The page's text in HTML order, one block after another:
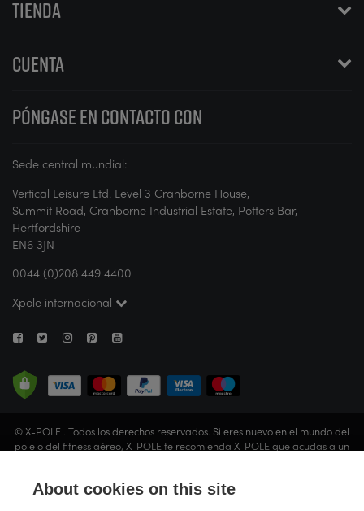
TIENDA
CUENTA
PÓNGASE EN CONTACTO CON
Sede central mundial:
Vertical Leisure Ltd. Level 3 Cranborne House,
Summit Road, Cranborne Industrial Estate, Potters Bar,
Hertfordshire
EN6 3JN
0044 (0)208 449 4400
Xpole internacional
© X-POLE . Todos los derechos reservados. Si eres nuevo en el mundo del
pole o del fitness aéreo, X-POLE te recomienda X-POLE que acudas a un
nombre comercial de X-POLE) está registrada en Inglaterra y Gales (n.º
About cookies on this site